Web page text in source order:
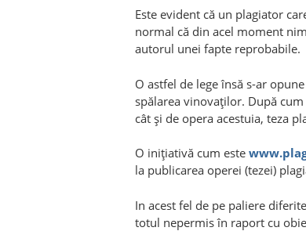
Este evident că un plagiator
normal că din acel moment
autorul unei fapte reprobabile.
O astfel de lege însă s-ar
spălarea vinovaţilor. După
cât şi de opera acestuia, teza
O iniţiativă cum este
la publicarea operei (tezei)
In acest fel de pe paliere
totul nepermis în raport cu